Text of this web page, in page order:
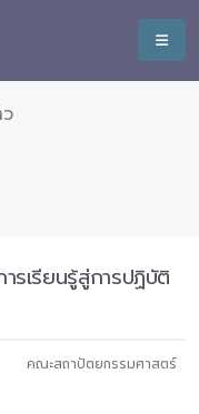
ว
รเรียนรู้สู่การปฏิบัติ
คณะสถาปัตยกรรมศาสตร์